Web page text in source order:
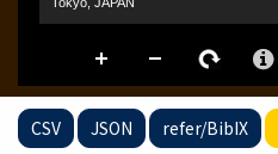
CSV JSON refer/BibIX